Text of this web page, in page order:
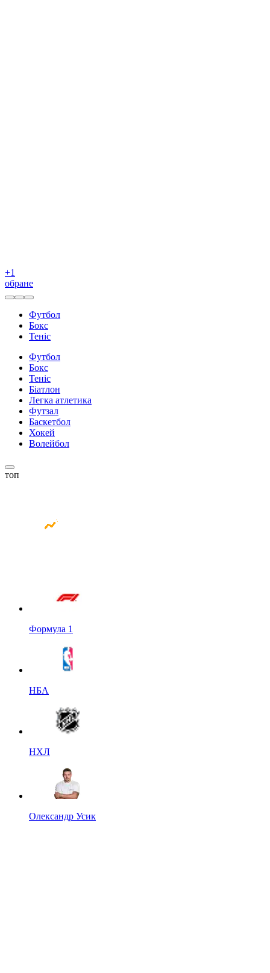
+1
обране
Футбол
Бокс
Теніс
Футбол
Бокс
Теніс
Біатлон
Легка атлетика
Футзал
Баскетбол
Хокей
Волейбол
топ
Формула 1
НБА
НХЛ
Олександр Усик